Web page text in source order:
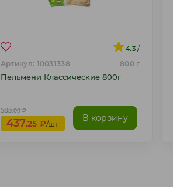
4.3 /
Артикул: 10031338 800 г
Пельмени Классические 800г
583.00 ₽
437.25 ₽/шт
В корзину